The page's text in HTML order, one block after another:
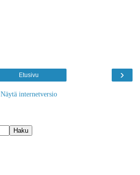
›
Etusivu
Näytä internetversio